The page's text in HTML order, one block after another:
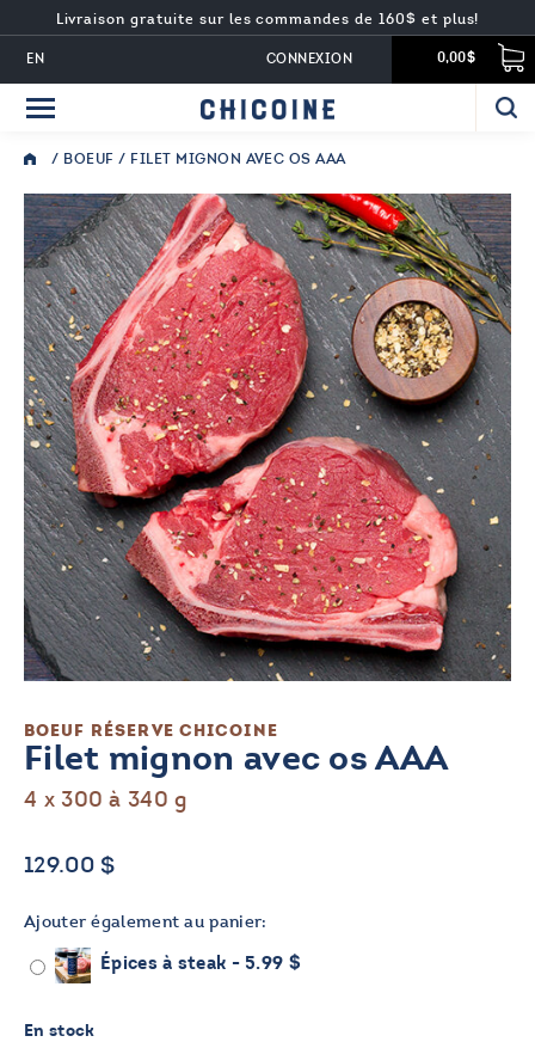
EN
Livraison gratuite sur les commandes de 160$ et plus!
0,00$
CONNEXION
/ BOEUF / FILET MIGNON AVEC OS AAA
BOEUF RÉSERVE CHICOINE
Filet mignon avec os AAA
4 x 300 à 340 g
129.00 $
Ajouter également au panier:
Épices à steak - 5.99 $
En stock